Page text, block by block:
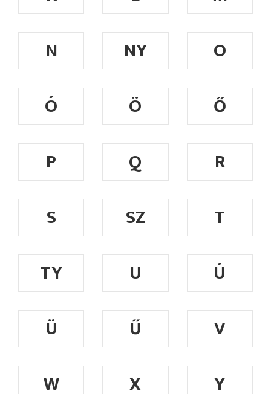
N
NY
O
Ó
Ö
Ő
P
Q
R
S
SZ
T
TY
U
Ú
Ü
Ű
V
W
X Y